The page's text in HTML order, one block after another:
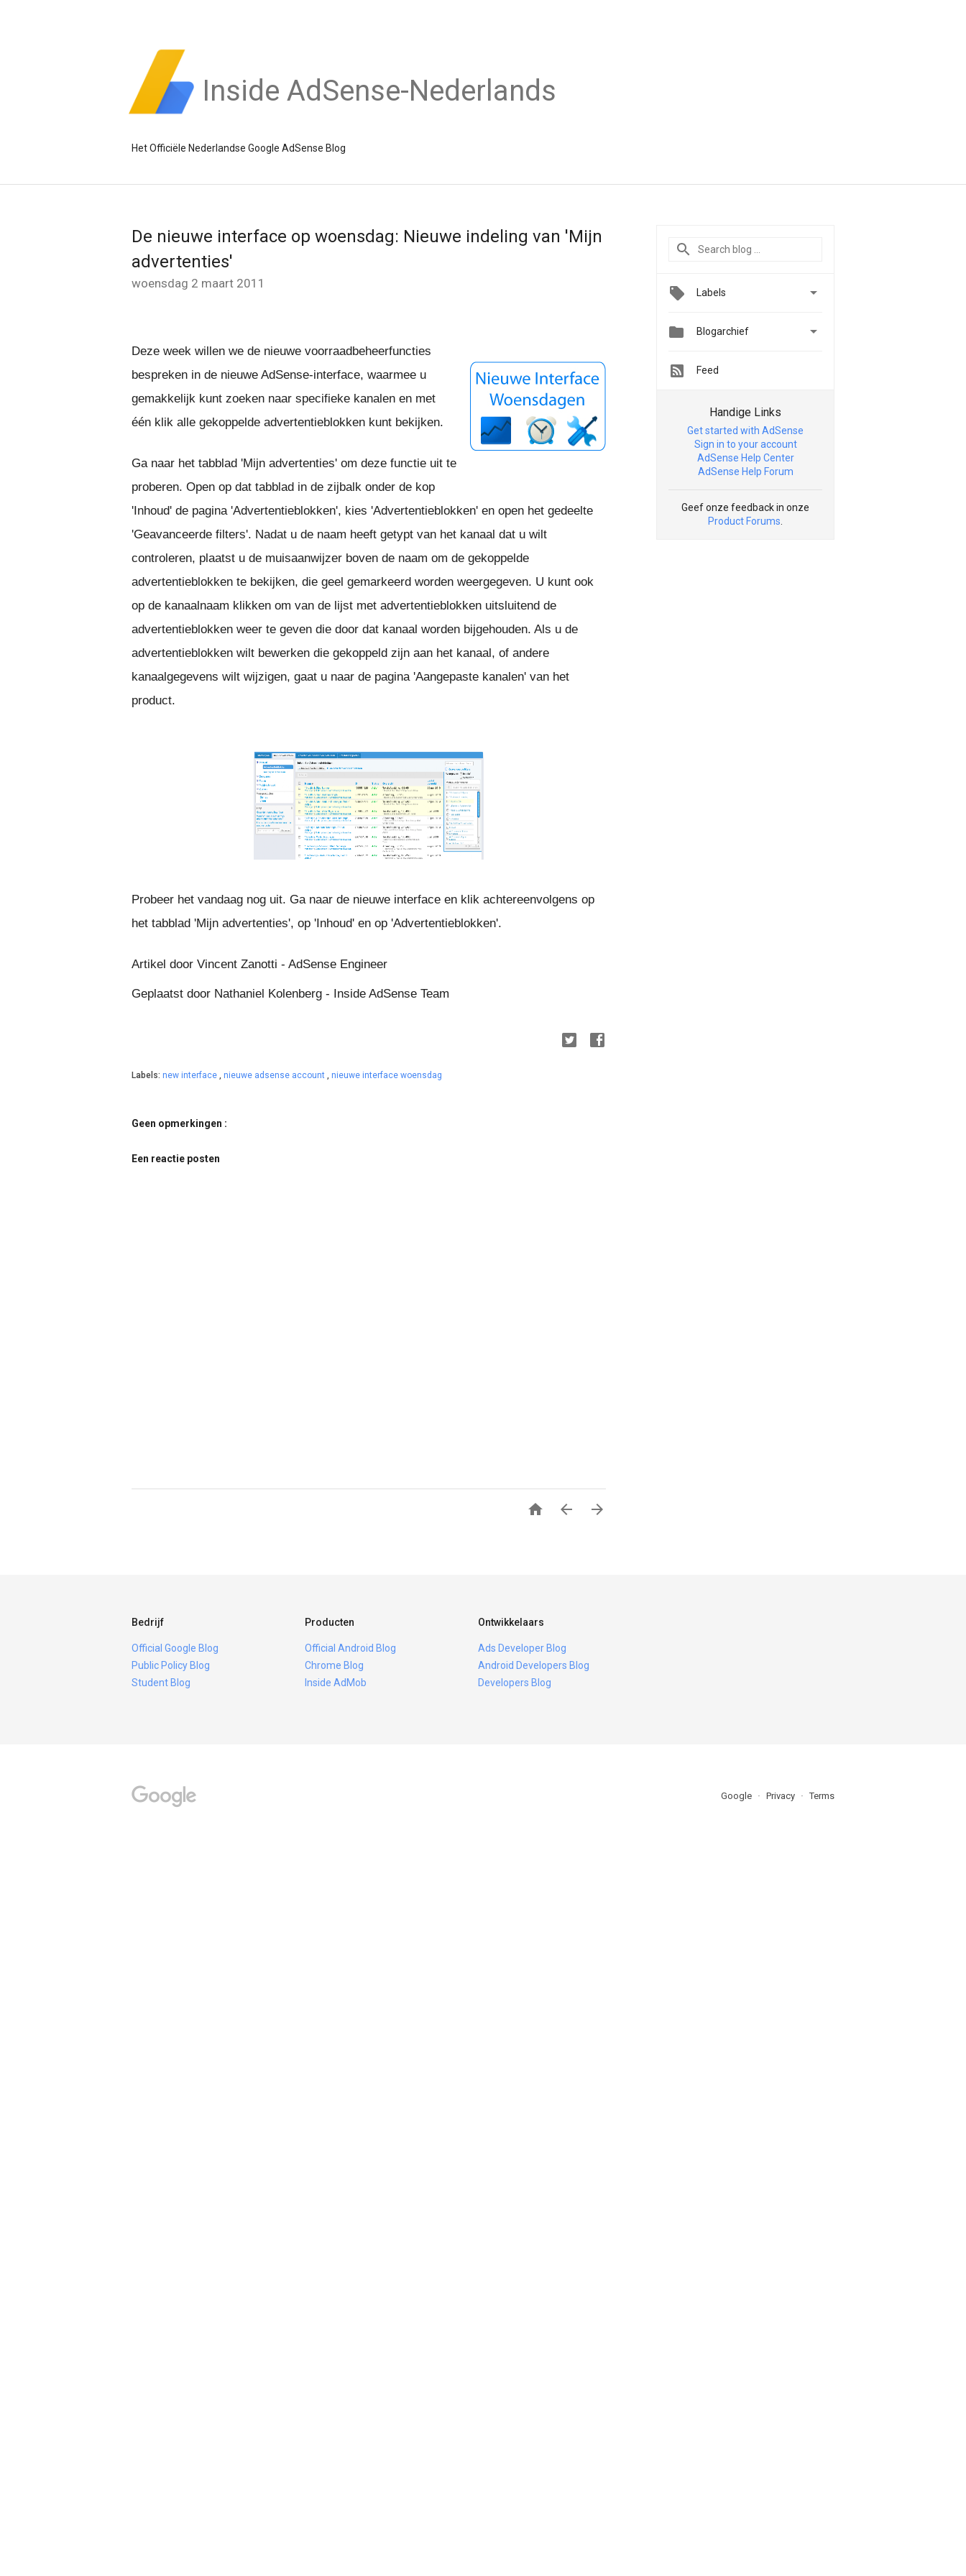
Inside AdSense-Nederlands
Het Officiële Nederlandse Google AdSense Blog
De nieuwe interface op woensdag: Nieuwe indeling van 'Mijn
advertenties'
woensdag 2 maart 2011
Deze week willen we de nieuwe voorraadbeheerfuncties
bespreken in de nieuwe AdSense-interface, waarmee u
gemakkelijk kunt zoeken naar specifieke kanalen en met
één klik alle gekoppelde advertentieblokken kunt bekijken.
Ga naar het tabblad 'Mijn advertenties' om deze functie uit te
proberen. Open op dat tabblad in de zijbalk onder de kop
'Inhoud' de pagina 'Advertentieblokken', kies 'Advertentieblokken' en open het gedeelte
'Geavanceerde filters'. Nadat u de naam heeft getypt van het kanaal dat u wilt
controleren, plaatst u de muisaanwijzer boven de naam om de gekoppelde
advertentieblokken te bekijken, die geel gemarkeerd worden weergegeven. U kunt ook
op de kanaalnaam klikken om van de lijst met advertentieblokken uitsluitend de
advertentieblokken weer te geven die door dat kanaal worden bijgehouden. Als u de
advertentieblokken wilt bewerken die gekoppeld zijn aan het kanaal, of andere
kanaalgegevens wilt wijzigen, gaat u naar de pagina 'Aangepaste kanalen' van het
product.
Probeer het vandaag nog uit. Ga naar de nieuwe interface en klik achtereenvolgens op
het tabblad 'Mijn advertenties', op 'Inhoud' en op 'Advertentieblokken'.
Artikel door Vincent Zanotti - AdSense Engineer
Geplaatst door Nathaniel Kolenberg - Inside AdSense Team
Labels: new interface , nieuwe adsense account , nieuwe interface woensdag
Geen opmerkingen :
Een reactie posten
  
Labels 
 Blogarchief 
Feed
Handige Links
Get started with AdSense
Sign in to your account
AdSense Help Center
AdSense Help Forum
Geef onze feedback in onze
Product Forums
Bedrijf
Official Google Blog
Public Policy Blog
Student Blog
Producten
Official Android Blog
Chrome Blog
Inside AdMob
Ontwikkelaars
Ads Developer Blog
Android Developers Blog
Developers Blog
Google Privacy Terms